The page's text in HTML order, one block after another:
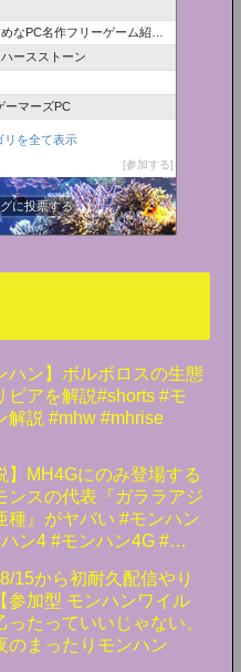
名作フリーゲーム紹介＆攻略！
ースストーン
ーマーズPC
ス
ンキング
リを全て表示
参加する
に投票する
ハン】ボルボロスの生態
ビアを解説#shorts #モ
解説 #mhw #mhrise
】MH4Gにのみ登場する
ンスの代表『ガララアジ
種』がヤバい #モンハン
ン4 #モンハン4G #ま
15から初耐久配信やり
参加型 モンハンワイル
ったっていいじゃない。
のまったりモンハン